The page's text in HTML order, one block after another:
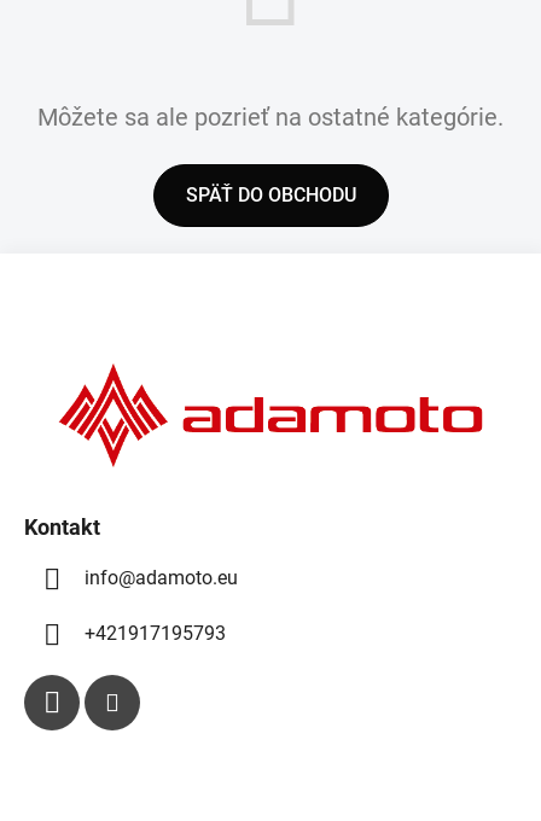
Môžete sa ale pozrieť na ostatné kategórie.
SPÄŤ DO OBCHODU
Kontakt
info@adamoto.eu
+421917195793